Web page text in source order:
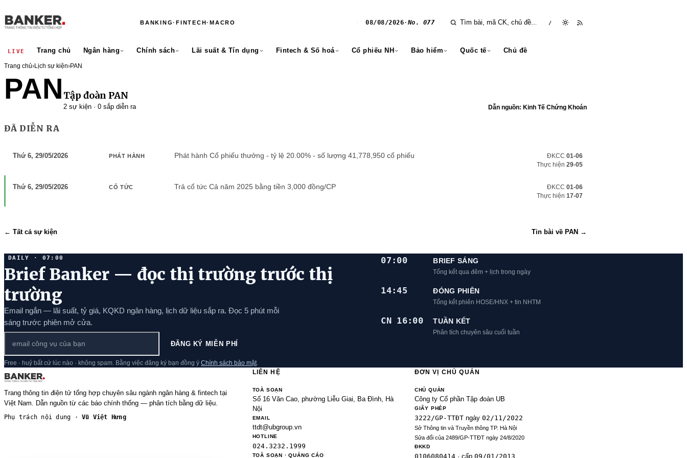
BANKING·FINTECH·MACRO 08/08/2026· No. 077 /
LIVE Trang chủ Ngân hàng Chính sách Lãi suất & Tín dụng Fintech & Số hoá Cổ phiếu NH Bảo hiểm Quốc tế Chủ đề
Trang chủ›Lịch sự kiện›PAN
PAN Tập đoàn PAN
2 sự kiện · 0 sắp diễn ra Dẫn nguồn: Kinh Tế Chứng Khoán
ĐÃ DIỄN RA
Thứ 6, 29/05/2026 PHÁT HÀNH Phát hành Cổ phiếu thưởng - tỷ lệ 20.00% - số lượng 41,778,950 cổ phiếu ĐKCC 01-06
Thực hiện 29-05
Thứ 6, 29/05/2026 CỔ TỨC Trả cổ tức Cả năm 2025 bằng tiền 3,000 đồng/CP ĐKCC 01-06
Thực hiện 17-07
← Tất cả sự kiện Tin bài về PAN →
DAILY · 07:00
Brief Banker — đọc thị trường trước thị
trường
Email ngắn — lãi suất, tỷ giá, KQKD ngân hàng, lịch dữ liệu sắp ra. Đọc 5 phút mỗi
sáng trước phiên mở cửa.
ĐĂNG KÝ MIỄN PHÍ
Free · huỷ bất cứ lúc nào · không spam. Bằng việc đăng ký bạn đồng ý Chính sách bảo mật
07:00 BRIEF SÁNG
Tổng kết qua đêm + lịch trong ngày
14:45 ĐÓNG PHIÊN
Tổng kết phiên HOSE/HNX + tin NHTM
CN 16:00 TUẦN KẾT
Phân tích chuyên sâu cuối tuần
Trang thông tin điện tử tổng hợp chuyên sâu ngành ngân hàng & fintech tại
Việt Nam. Dẫn nguồn từ các báo chính thống — phân tích bằng dữ liệu.
Phụ trách nội dung ·Vũ Việt Hưng
LIÊN HỆ
TOÀ SOẠN
Số 16 Văn Cao, phường Liễu Giai, Ba Đình, Hà
Nội
EMAIL
ttdt@ubgroup.vn
HOTLINE
024.3232.1999
TOÀ SOẠN · QUẢNG CÁO
ĐƠN VỊ CHỦ QUẢN
CHỦ QUẢN
Công ty Cổ phần Tập đoàn UB
GIẤY PHÉP
3222/GP-TTĐTngày 02/11/2022
Sở Thông tin và Truyền thông TP. Hà Nội
Sửa đổi của 2489/GP-TTĐT ngày 24/8/2020
ĐKKD
0106080414· cấp 09/01/2013